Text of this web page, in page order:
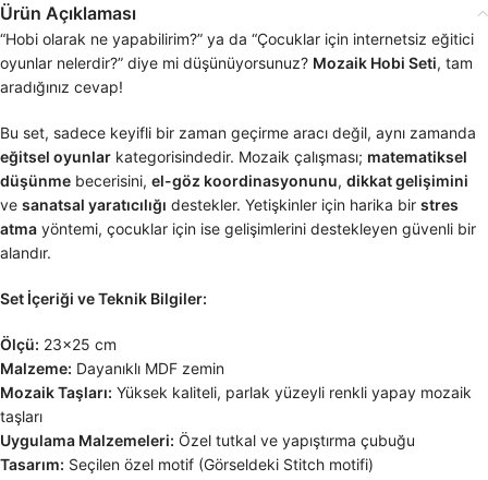
Ürün Açıklaması
“Hobi olarak ne yapabilirim?” ya da “Çocuklar için internetsiz eğitici
oyunlar nelerdir?” diye mi düşünüyorsunuz? Mozaik Hobi Seti, tam
aradığınız cevap!
Bu set, sadece keyifli bir zaman geçirme aracı değil, aynı zamanda
eğitsel oyunlar kategorisindedir. Mozaik çalışması; matematiksel
düşünme becerisini, el-göz koordinasyonunu, dikkat gelişimini
ve sanatsal yaratıcılığı destekler. Yetişkinler için harika bir stres
atma yöntemi, çocuklar için ise gelişimlerini destekleyen güvenli bir
alandır.
Set İçeriği ve Teknik Bilgiler:
Ölçü: 23×25 cm
Malzeme: Dayanıklı MDF zemin
Mozaik Taşları: Yüksek kaliteli, parlak yüzeyli renkli yapay mozaik
taşları
Uygulama Malzemeleri: Özel tutkal ve yapıştırma çubuğu
Tasarım: Seçilen özel motif (Görseldeki Stitch motifi)